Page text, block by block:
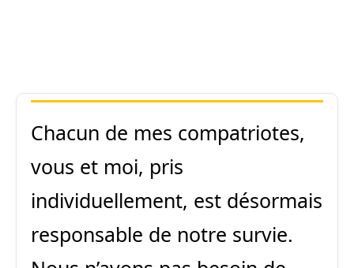
Chacun de mes compatriotes,
vous et moi, pris
individuellement, est désormais
responsable de notre survie.